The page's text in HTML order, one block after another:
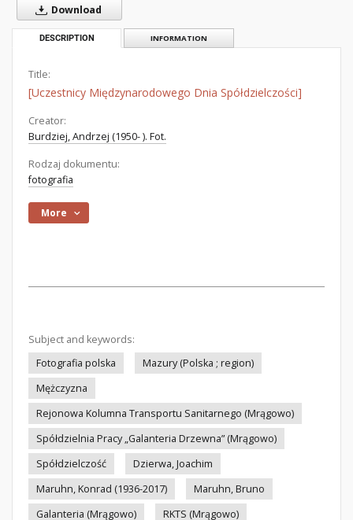
Download
DESCRIPTION INFORMATION
Title:
[Uczestnicy Międzynarodowego Dnia Spółdzielczości]
Creator:
Burdziej, Andrzej (1950- ). Fot.
Rodzaj dokumentu:
fotografia
More
Subject and keywords:
Fotografia polska
Mazury (Polska ; region)
Mężczyzna
Rejonowa Kolumna Transportu Sanitarnego (Mrągowo)
Spółdzielnia Pracy „Galanteria Drzewna” (Mrągowo)
Spółdzielczość
Dzierwa, Joachim
Maruhn, Konrad (1936-2017)
Maruhn, Bruno
Galanteria (Mrągowo)
RKTS (Mrągowo)